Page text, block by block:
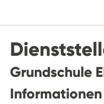
Grundschule
Informationen